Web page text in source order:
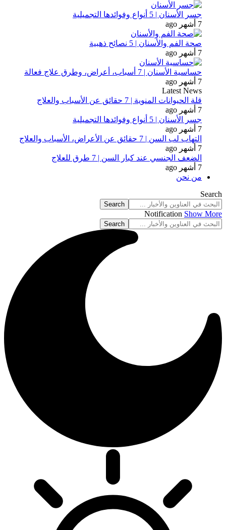
جسر الأسنان | 5 أنواع وفوائدها التجميلية
7 أشهر ago
صحة الفم والأسنان | 5 نصائح ذهبية
7 أشهر ago
حساسية الأسنان | 7 أسباب، أعراض، وطرق علاج فعالة
7 أشهر ago
Latest News
قلة الحيوانات المنوية | 7 حقائق عن الأسباب والعلاج
7 أشهر ago
جسر الأسنان | 5 أنواع وفوائدها التجميلية
7 أشهر ago
التهاب لب السن | 7 حقائق عن الأعراض، الأسباب والعلاج
7 أشهر ago
الضعف الجنسي عند كبار السن | 7 طرق للعلاج
7 أشهر ago
من نحن
Search
Notification Show More